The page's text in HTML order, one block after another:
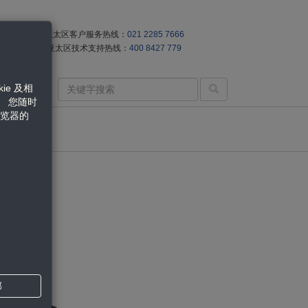
亚太区客户服务热线： 021 2285 7666
亚太区技术支持热线： 400 8427 779
及相
您随时
器的